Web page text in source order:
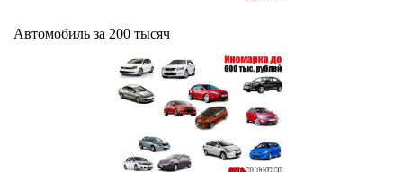
Автомобиль за 200 тысяч